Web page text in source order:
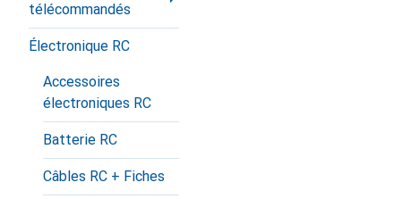
télécommandés
Électronique RC
Accessoires
électroniques RC
Batterie RC
Câbles RC + Fiches